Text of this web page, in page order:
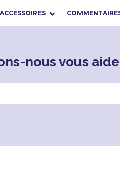
nous vous